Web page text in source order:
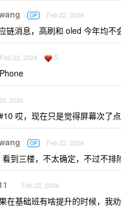
OP Feb 22, 2024
链消息，高刷和 oled 今年均不
Feb 22, 2024 5
2024
哎，现在只是觉得屏幕次了
OP Feb 22, 2024
看到三楼，不太确定，不过不
Feb 22, 2024
在基础班有啥提升的时候，我